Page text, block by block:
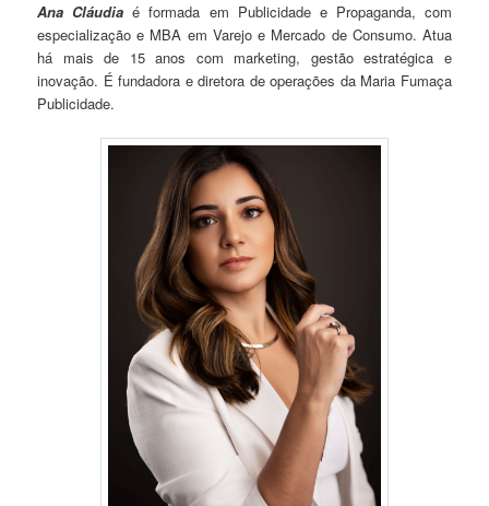
Ana Cláudia é formada em Publicidade e Propaganda, com
especialização e MBA em Varejo e Mercado de Consumo. Atua
há mais de 15 anos com marketing, gestão estratégica e
inovação. É fundadora e diretora de operações da Maria Fumaça
Publicidade.